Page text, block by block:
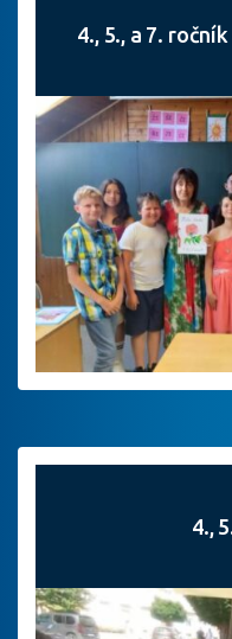
4., 5., a 7.
4.,